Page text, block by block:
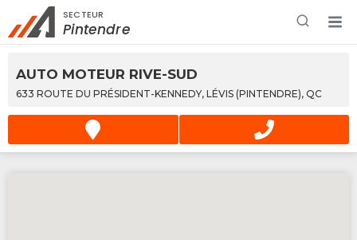
Rechercher à proximité - Entreprise / Rabais /
Services
SECTEUR
Pintendre
AUTO MOTEUR RIVE-SUD
633 ROUTE DU PRÉSIDENT-KENNEDY, LÉVIS (PINTENDRE), QC